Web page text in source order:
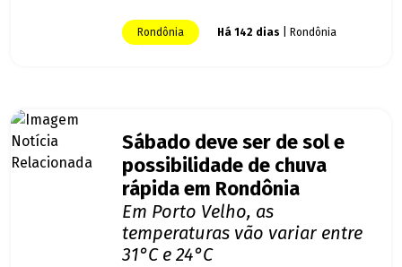
Rondônia Há 142 dias | Rondônia
Sábado deve ser de sol e
possibilidade de chuva
rápida em Rondônia
Em Porto Velho, as
temperaturas vão variar entre
31°C e 24°C